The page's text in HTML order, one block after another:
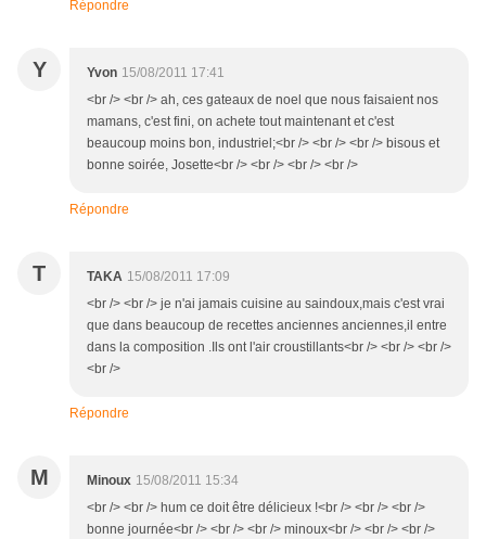
Répondre
Y Yvon 15/08/2011 17:41
<br /> <br /> ah, ces gateaux de noel que nous faisaient nos
mamans, c'est fini, on achete tout maintenant et c'est
beaucoup moins bon, industriel;<br /> <br /> <br /> bisous et
bonne soirée, Josette<br /> <br /> <br /> <br />
Répondre
T TAKA 15/08/2011 17:09
<br /> <br /> je n'ai jamais cuisine au saindoux,mais c'est vrai
que dans beaucoup de recettes anciennes anciennes,il entre
dans la composition .Ils ont l'air croustillants<br /> <br /> <br />
<br />
Répondre
M Minoux 15/08/2011 15:34
<br /> <br /> hum ce doit être délicieux !<br /> <br /> <br />
bonne journée<br /> <br /> <br /> minoux<br /> <br /> <br />